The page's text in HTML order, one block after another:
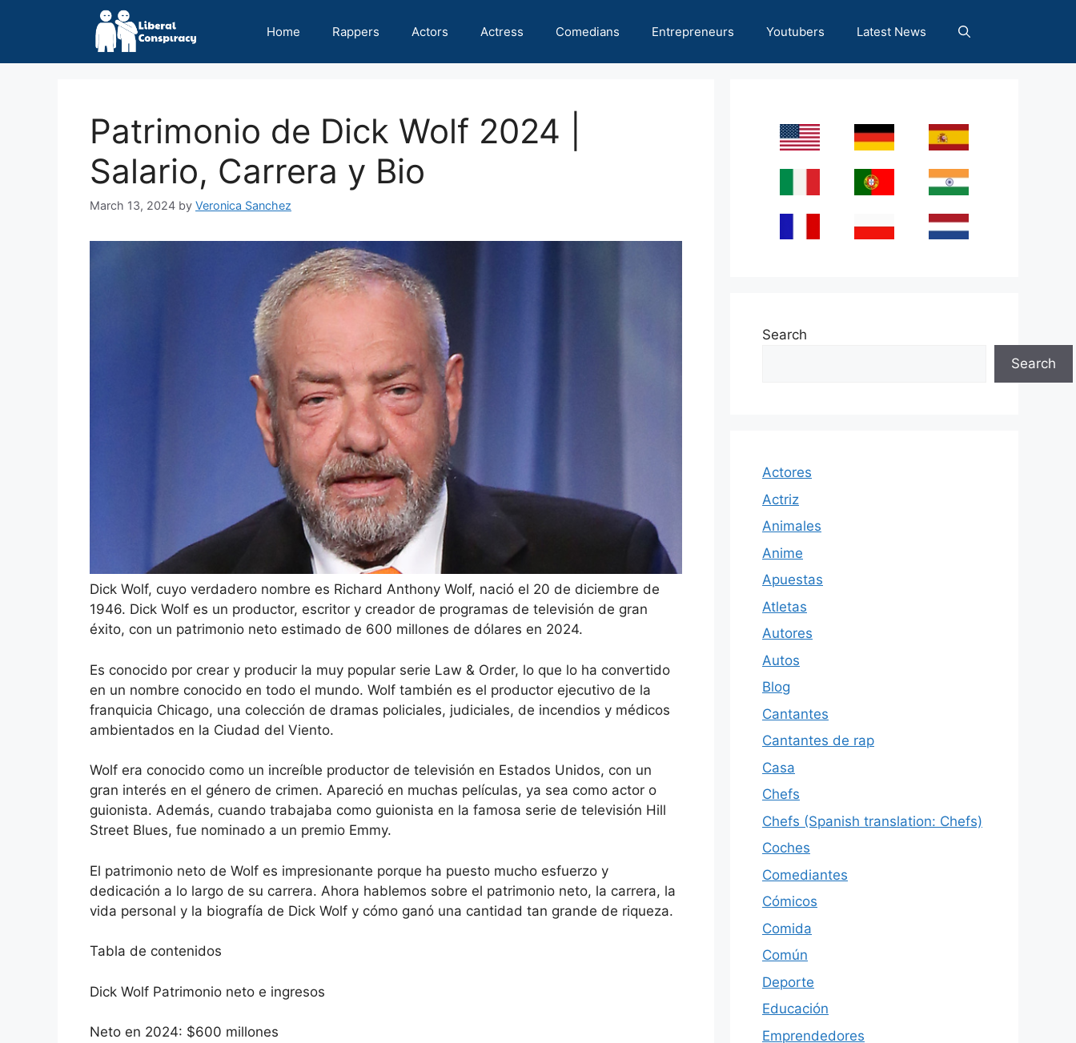
Home Rappers Actors Actress Comedians Entrepreneurs Youtubers Latest News
Patrimonio de Dick Wolf 2024 |
Salario, Carrera y Bio
March 13, 2024 by Veronica Sanchez
Dick Wolf, cuyo verdadero nombre es Richard Anthony Wolf, nació el 20 de diciembre de
1946. Dick Wolf es un productor, escritor y creador de programas de televisión de gran
éxito, con un patrimonio neto estimado de 600 millones de dólares en 2024.
Es conocido por crear y producir la muy popular serie Law & Order, lo que lo ha convertido
en un nombre conocido en todo el mundo. Wolf también es el productor ejecutivo de la
franquicia Chicago, una colección de dramas policiales, judiciales, de incendios y médicos
ambientados en la Ciudad del Viento.
Wolf era conocido como un increíble productor de televisión en Estados Unidos, con un
gran interés en el género de crimen. Apareció en muchas películas, ya sea como actor o
guionista. Además, cuando trabajaba como guionista en la famosa serie de televisión Hill
Street Blues, fue nominado a un premio Emmy.
El patrimonio neto de Wolf es impresionante porque ha puesto mucho esfuerzo y
dedicación a lo largo de su carrera. Ahora hablemos sobre el patrimonio neto, la carrera, la
vida personal y la biografía de Dick Wolf y cómo ganó una cantidad tan grande de riqueza.
Tabla de contenidos
Dick Wolf Patrimonio neto e ingresos
Neto en 2024: $600 millones
Search
Search
Actores
Actriz
Animales
Anime
Apuestas
Atletas
Autores
Autos
Blog
Cantantes
Cantantes de rap
Casa
Chefs
Chefs (Spanish translation: Chefs)
Coches
Comediantes
Cómicos
Comida
Común
Deporte
Educación
Emprendedores